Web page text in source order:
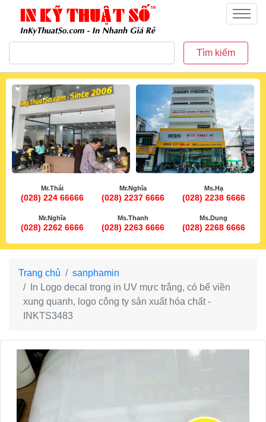
inkythuatso.com
Menu
Tìm kiếm
Mr.Thái
(028) 224 66666
Mr.Nghĩa
(028) 2237 6666
Ms.Hạ
(028) 2238 6666
Mr.Nghĩa
(028) 2262 6666
Ms.Thanh
(028) 2263 6666
Ms.Dung
(028) 2268 6666
Trang chủ
sanphamin
In Logo decal trong in UV mực trắng, có bế viền
xung quanh, logo công ty sản xuất hóa chất -
INKTS3483